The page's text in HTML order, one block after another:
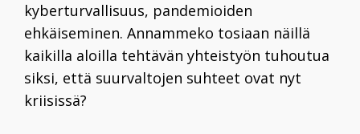
kyberturvallisuus, pandemioiden
ehkäiseminen. Annammeko tosiaan näillä
kaikilla aloilla tehtävän yhteistyön tuhoutua
siksi, että suurvaltojen suhteet ovat nyt
kriisissä?